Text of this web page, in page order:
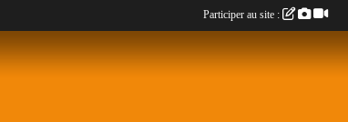
Participer au site :